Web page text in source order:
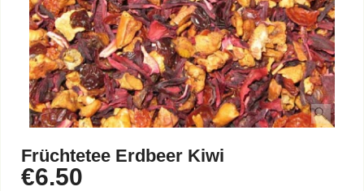
Früchtetee Erdbeer Kiwi
€6.50